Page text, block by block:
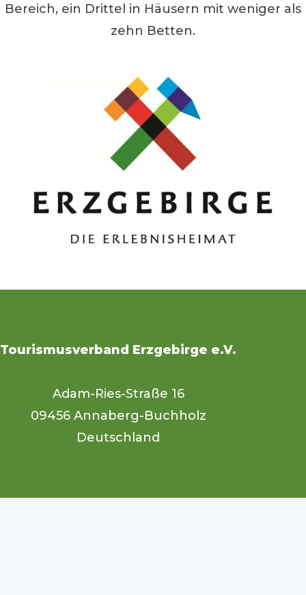
Bereich, ein Drittel in Häusern mit weniger als
zehn Betten.
Tourismusverband Erzgebirge e.V.
Adam-Ries-Straße 16
09456 Annaberg-Buchholz
Deutschland